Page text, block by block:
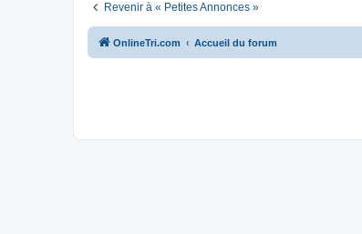
Revenir à « Petites Annonces »
OnlineTri.com Accueil du forum